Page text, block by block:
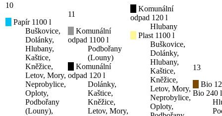
10
Papír 1100 l
Buškovice,
Dolánky,
Hlubany,
Kaštice,
Kněžice,
Letov, Mory,
Neprobylice,
Oploty,
Podbořany
(Louny),
11
Komunální
odpad 1100 l
Podbořany
(Louny)
Komunální
odpad 120 l
Dolánky,
Kaštice,
Kněžice,
Letov, Mory,
Komunální
odpad 120 l
Hlubany
Plast 1100 l
Buškovice,
Dolánky,
Hlubany,
Kaštice,
Kněžice,
Letov, Mory,
Neprobylice,
Oploty,
13
Bio
Bio 240 l